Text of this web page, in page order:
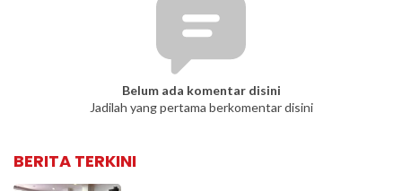
Belum ada komentar disini
Jadilah yang pertama berkomentar disini
BERITA TERKINI